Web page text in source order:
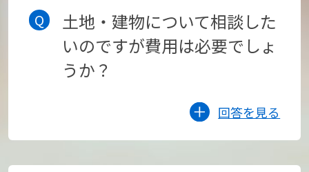
土地・建物について相談した
いのですが費用は必要でしょ
うか？
回答を見る